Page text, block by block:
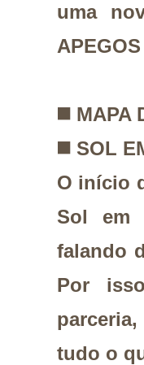
uma
◼️ MAPA
◼️ SOL
O início
Sol em
falando
Por
tudo o